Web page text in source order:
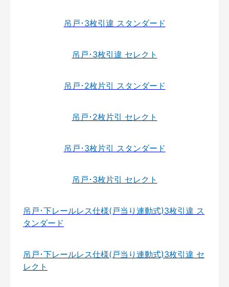
吊戸･3枚引違 スタンダード
吊戸･3枚引違 セレクト
吊戸･2枚片引 スタンダード
吊戸･2枚片引 セレクト
吊戸･3枚片引 スタンダード
吊戸･3枚片引 セレクト
吊戸･下レールレス仕様(戸当り連動式)3枚引違 ス
タンダード
吊戸･下レールレス仕様(戸当り連動式)3枚引違 セ
レクト